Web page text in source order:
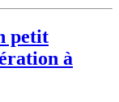
petit
à